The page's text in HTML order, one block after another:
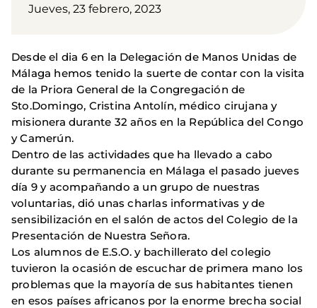
Jueves, 23 febrero, 2023
Desde el dia 6 en la Delegación de Manos Unidas de
Málaga hemos tenido la suerte de contar con la visita
de la Priora General de la Congregación de
Sto.Domingo, Cristina Antolín, médico cirujana y
misionera durante 32 años en la República del Congo
y Camerún.
Dentro de las actividades que ha llevado a cabo
durante su permanencia en Málaga el pasado jueves
día 9 y acompañando a un grupo de nuestras
voluntarias, dió unas charlas informativas y de
sensibilización en el salón de actos del Colegio de la
Presentación de Nuestra Señora.
Los alumnos de E.S.O. y bachillerato del colegio
tuvieron la ocasión de escuchar de primera mano los
problemas que la mayoría de sus habitantes tienen
en esos países africanos por la enorme brecha social